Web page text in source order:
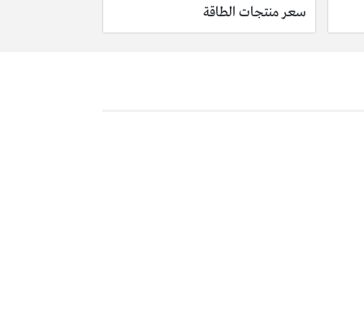
سعر منتجات الطاقة